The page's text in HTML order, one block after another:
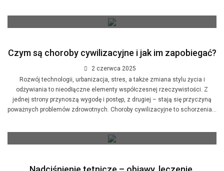
Czym są choroby cywilizacyjne i jak im zapobiegać?
2 czerwca 2025
Rozwój technologii, urbanizacja, stres, a także zmiana stylu życia i
odżywiania to nieodłączne elementy współczesnej rzeczywistości. Z
jednej strony przynoszą wygodę i postęp, z drugiej – stają się przyczyną
poważnych problemów zdrowotnych. Choroby cywilizacyjne to schorzenia...